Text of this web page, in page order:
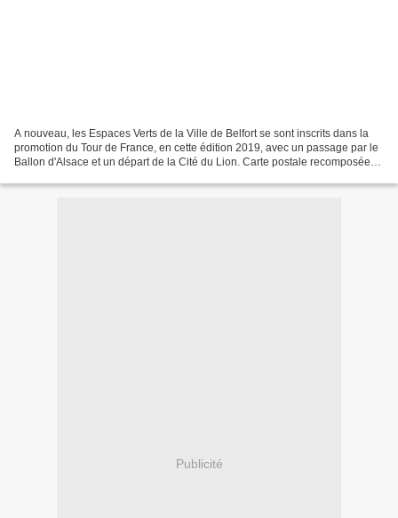
A nouveau, les Espaces Verts de la Ville de Belfort se sont inscrits dans la
promotion du Tour de France, en cette édition 2019, avec un passage par le
Ballon d'Alsace et un départ de la Cité du Lion. Carte postale recomposée
Publicité